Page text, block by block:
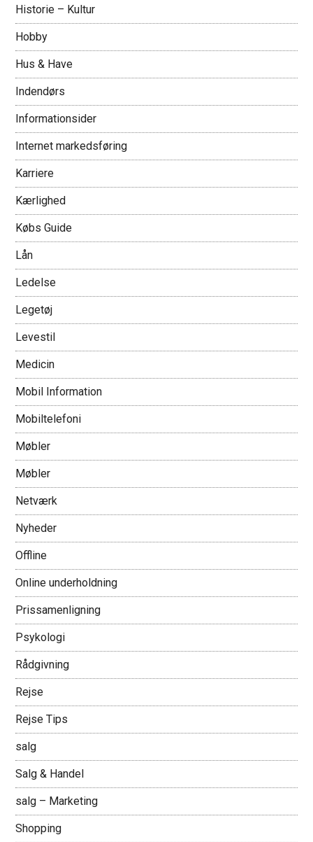
Historie – Kultur
Hobby
Hus & Have
Indendørs
Informationsider
Internet markedsføring
Karriere
Kærlighed
Købs Guide
Lån
Ledelse
Legetøj
Levestil
Medicin
Mobil Information
Mobiltelefoni
Møbler
Møbler
Netværk
Nyheder
Offline
Online underholdning
Prissamenligning
Psykologi
Rådgivning
Rejse
Rejse Tips
salg
Salg & Handel
salg – Marketing
Shopping